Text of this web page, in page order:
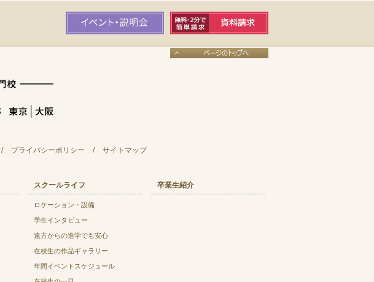
/ プライバシーポリシー / サイトマップ
スクールライフ
ロケーション・設備
学生インタビュー
遠方からの進学でも安心
在校生の作品ギャラリー
年間イベントスケジュール
卒業生紹介